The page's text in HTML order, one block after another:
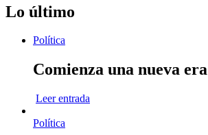
Lo último
Política
Comienza una nueva era
Leer entrada
Política